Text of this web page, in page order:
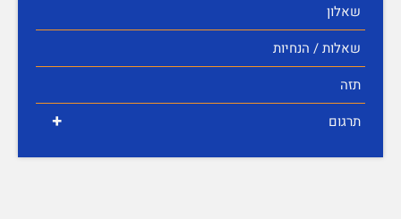
שאלון
שאלות / הנחיות
תזה
+ תרגום